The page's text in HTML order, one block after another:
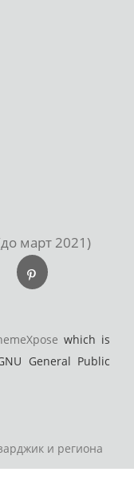
март 2021)
which is
General Public
и региона